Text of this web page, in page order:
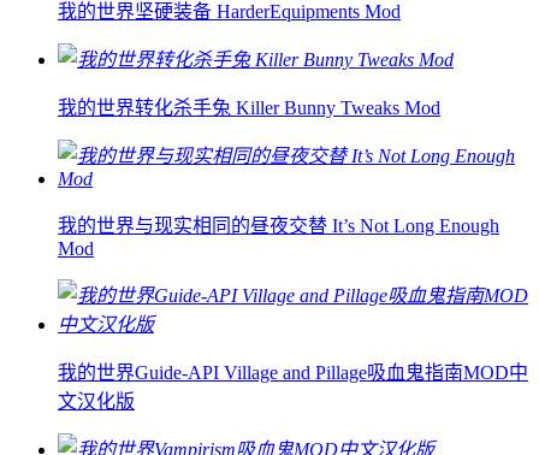
我的世界坚硬装备 HarderEquipments Mod
我的世界转化杀手兔 Killer Bunny Tweaks Mod
我的世界与现实相同的昼夜交替 It’s Not Long Enough
Mod
我的世界Guide-API Village and Pillage吸血鬼指南MOD中
文汉化版